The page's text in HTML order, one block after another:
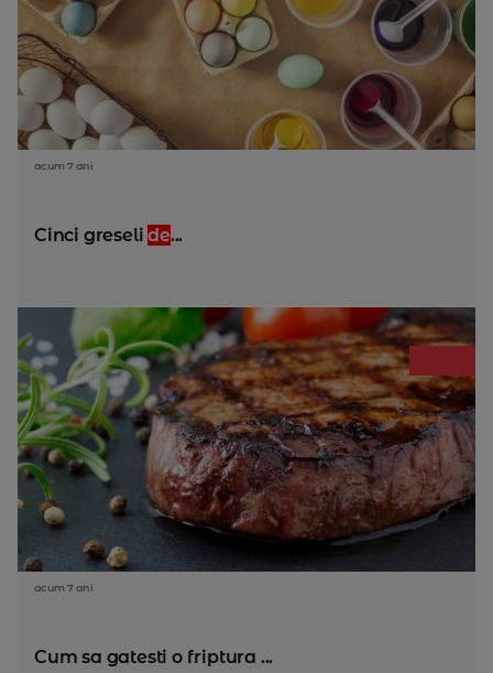
acum 7 ani
Cinci greselide...
acum 7 ani
Cum sa gatesti o friptura ...